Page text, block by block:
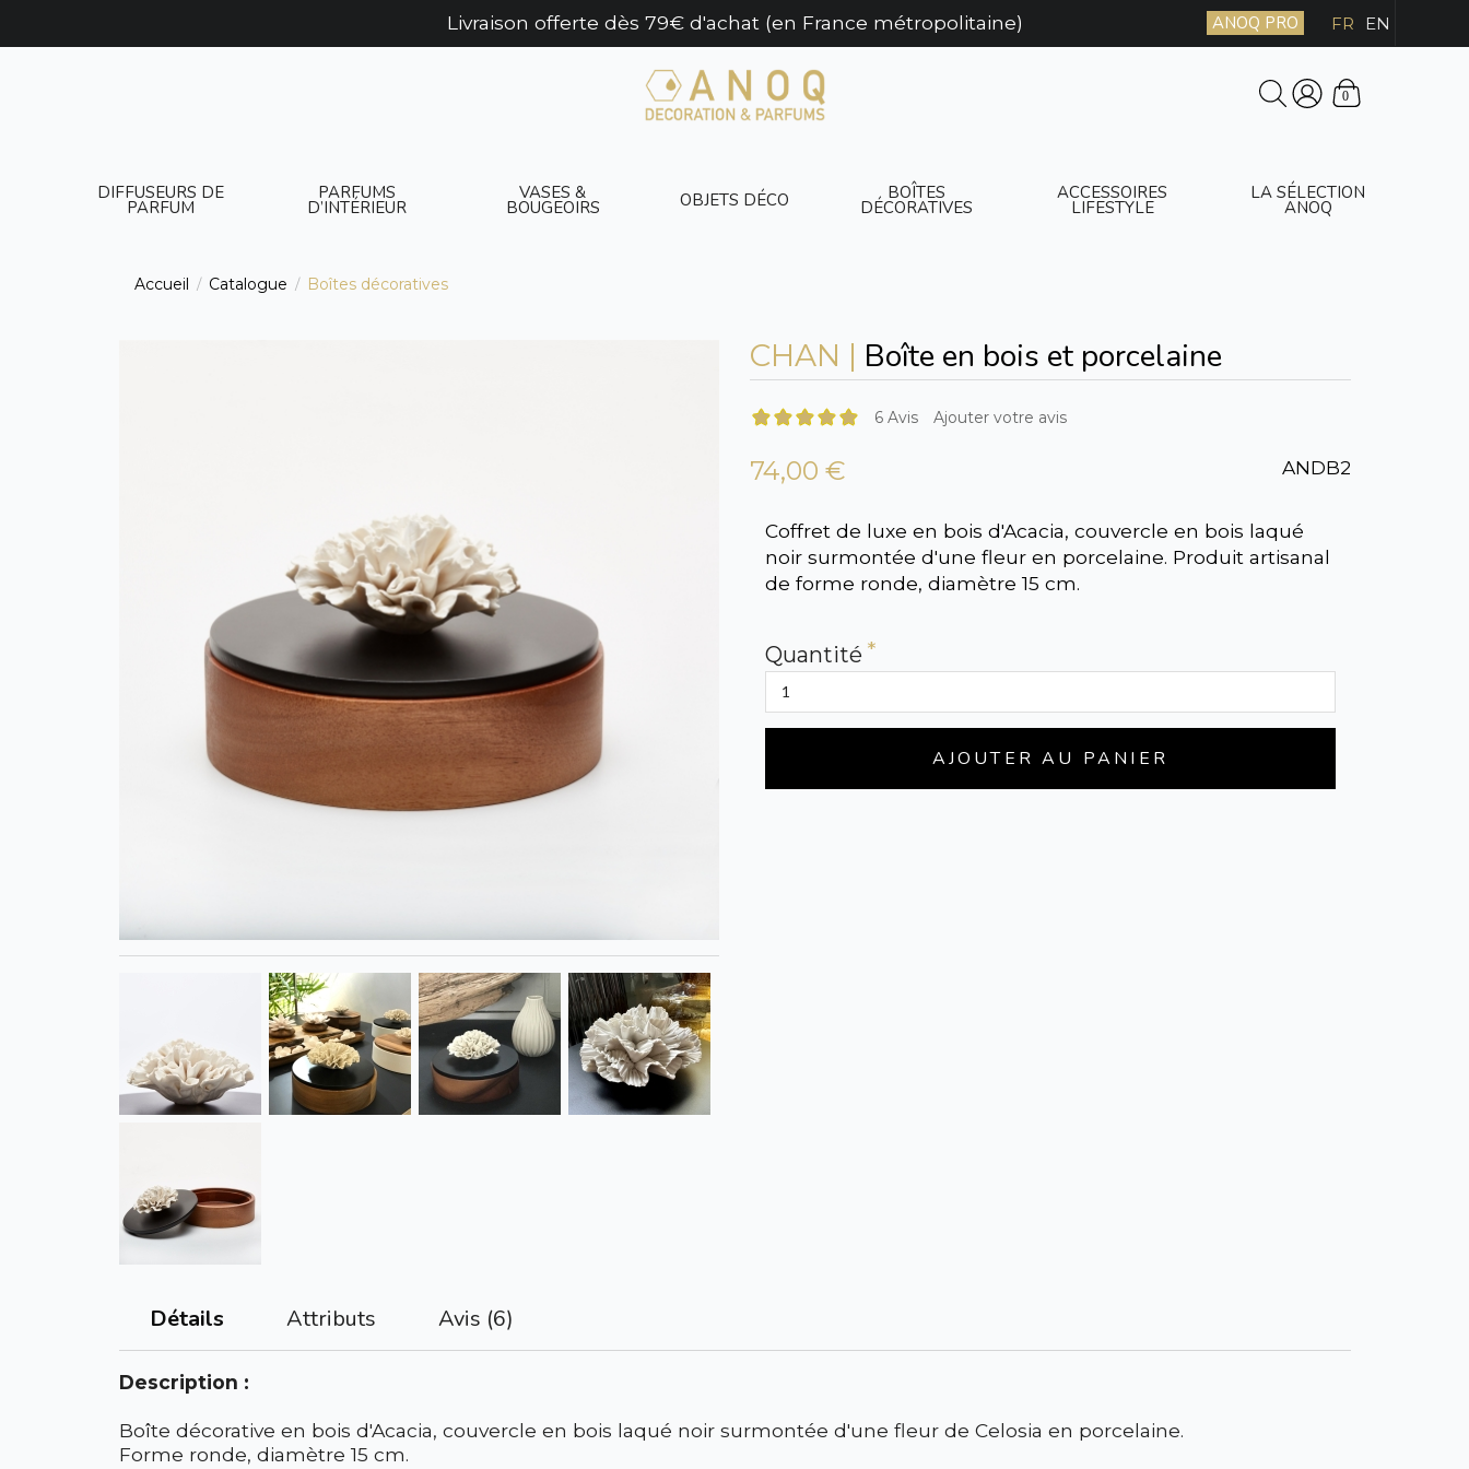
Livraison offerte dès 79€ d'achat (en France métropolitaine) ANOQ PRO FR EN
0
DIFFUSEURS DE
PARFUM
PARFUMS
D’INTÉRIEUR
VASES &
BOUGEOIRS OBJETS DÉCO BOÎTES
DÉCORATIVES
ACCESSOIRES
LIFESTYLE
LA SÉLECTION
ANOQ
Accueil / Catalogue / Boîtes décoratives
CHAN | Boîte en bois et porcelaine
6 Avis Ajouter votre avis
74,00 € ANDB2
Coffret de luxe en bois d'Acacia, couvercle en bois laqué
noir surmontée d'une fleur en porcelaine. Produit artisanal
de forme ronde, diamètre 15 cm.
Quantité
AJOUTER AU PANIER
Détails Attributs Avis (6)
Description :
Boîte décorative en bois d'Acacia, couvercle en bois laqué noir surmontée d'une fleur de Celosia en porcelaine.
Forme ronde, diamètre 15 cm.